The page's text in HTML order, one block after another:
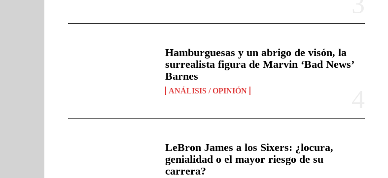
Hamburguesas y un abrigo de visón, la
surrealista figura de Marvin ‘Bad News’
Barnes
ANÁLISIS / OPINIÓN
LeBron James a los Sixers: ¿locura,
genialidad o el mayor riesgo de su
carrera?